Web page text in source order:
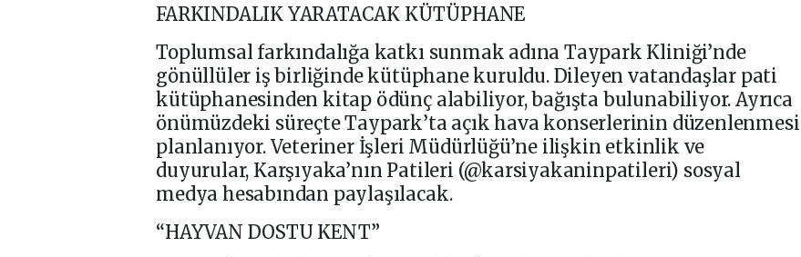
FARKINDALIK YARATACAK KÜTÜPHANE
Toplumsal farkındalığa katkı sunmak adına Taypark Kliniği’nde
gönüllüler iş birliğinde kütüphane kuruldu. Dileyen vatandaşlar pati
kütüphanesinden kitap ödünç alabiliyor, bağışta bulunabiliyor. Ayrıca
önümüzdeki süreçte Taypark’ta açık hava konserlerinin düzenlenmesi
planlanıyor. Veteriner İşleri Müdürlüğü’ne ilişkin etkinlik ve
duyurular, Karşıyaka’nın Patileri (@karsiyakaninpatileri) sosyal
medya hesabından paylaşılacak.
“HAYVAN DOSTU KENT”